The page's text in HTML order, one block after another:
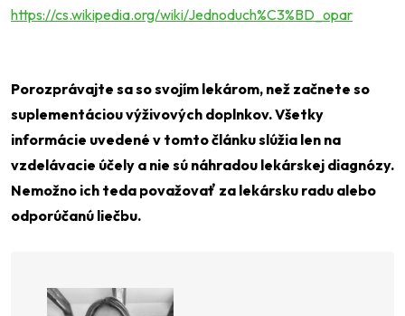
https://cs.wikipedia.org/wiki/Jednoduch%C3%BD_opar
Porozprávajte sa so svojím lekárom, než začnete so
suplementáciou výživových doplnkov. Všetky
informácie uvedené v tomto článku slúžia len na
vzdelávacie účely a nie sú náhradou lekárskej diagnózy.
Nemožno ich teda považovať za lekársku radu alebo
odporúčanú liečbu.